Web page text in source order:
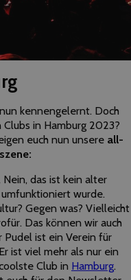
kennengelernt. Doch
in Hamburg 2023?
euch nun unsere all-
. Nein, das ist kein alter
wurde.
Gegen was? Vielleicht
Das können wir auch
ist ein Verein für
ist viel mehr als nur ein
Club in Hamburg.